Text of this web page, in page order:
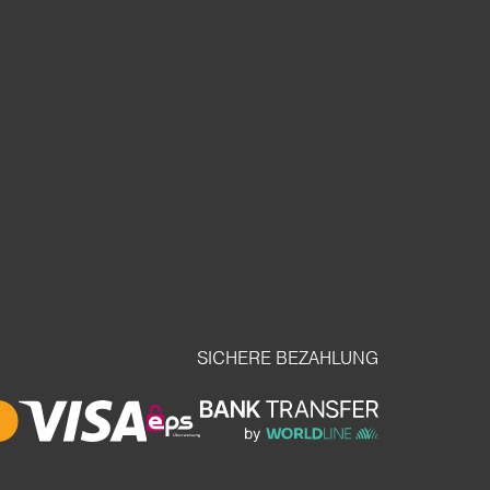
SICHERE BEZAHLUNG